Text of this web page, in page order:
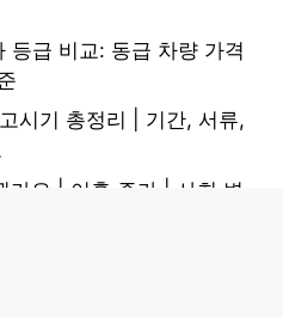
등급 비교: 동급 차량 가격
시기 총정리 | 기간, 서류,
가요 | 이혼 증가 | 사회 변